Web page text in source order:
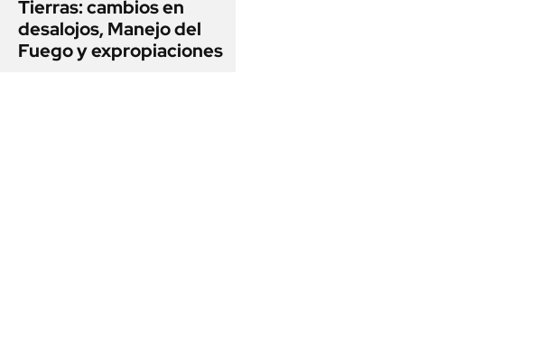
Tierras: cambios en
desalojos, Manejo del
Fuego y expropiaciones